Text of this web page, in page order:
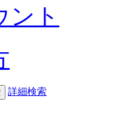
ント
詳細検索